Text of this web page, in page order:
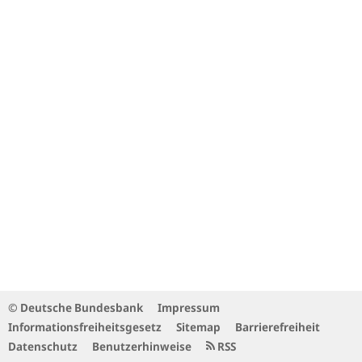
© Deutsche Bundesbank
Impressum
Informationsfreiheitsgesetz
Sitemap
Barrierefreiheit
Datenschutz
Benutzerhinweise RSS